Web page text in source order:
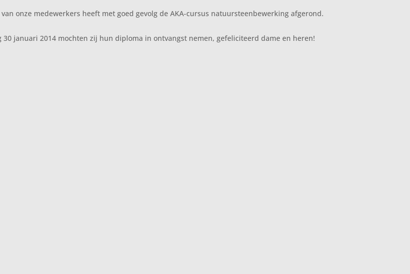
van onze medewerkers heeft met goed gevolg de AKA-cursus natuursteenbewerking afgerond.
30 januari 2014 mochten zij hun diploma in ontvangst nemen, gefeliciteerd dame en heren!